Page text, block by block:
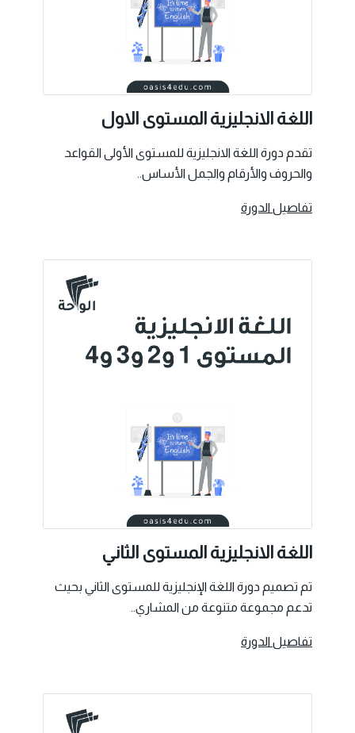
اللغة الانجليزية المستوى الاول
تقدم دورة اللغة الانجليزية للمستوى الأولى القواعد
والحروف والأرقام والجمل الأساس..
تفاصيل الدورة
اللغة الانجليزية المستوى الثاني
تم تصميم دورة اللغة الإنجليزية للمستوى الثاني بحيث
تدعم مجموعة متنوعة من المشاري..
تفاصيل الدورة